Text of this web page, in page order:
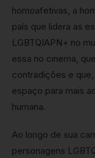
homoafetivas, a
país que lidera as
LGBTQIAPN+ no
essa no cinema,
contradições e
espaço para mais
humana.
Ao longo de sua
personagens